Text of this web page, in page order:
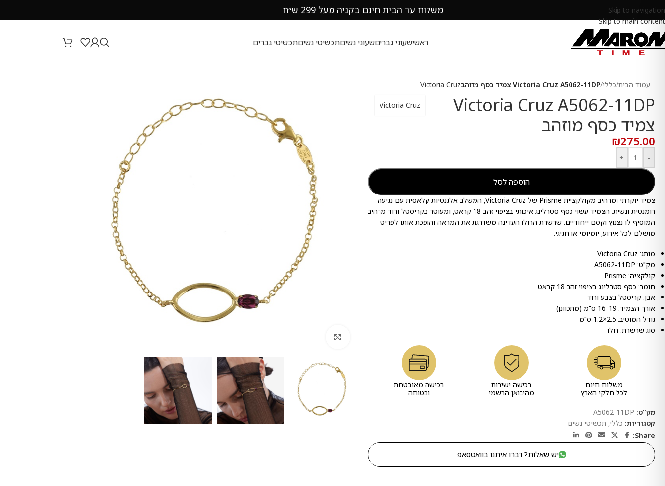
Skip to navigation
Skip to main content
משלוח עד הבית חינם בקניה מעל 299 ש״ח
ראשישעוני גבריםשעוני נשיםתכשיטי נשיםתכשיטי גברים
עמוד הבית/כללי/Victoria Cruz A5062-11DP צמיד כסף מוזהב Victoria Cruz
Victoria Cruz A5062-11DP
צמיד כסף מוזהב
Victoria Cruz
₪275.00
-
+
הוספה לסל
צמיד יוקרתי ומרהיב מקולקציית Prisme של Victoria Cruz, המשלב אלגנטיות קלאסית עם נגיעה
רומנטית ונשית. הצמיד עשוי כסף סטרלינג איכותי בציפוי זהב 18 קראט, ומעוטר בקריסטל ורוד מרהיב
המוסיף לו נצנוץ וקסם ייחודיים. שרשרת הרולו העדינה משדרגת את המראה והופכת אותו לפריט
מושלם לכל אירוע, יומיומי או חגיגי.
מותג: Victoria Cruz
מק"ט: A5062-11DP
קולקציה: Prisme
חומר: כסף סטרלינג בציפוי זהב 18 קראט
אבן: קריסטל בצבע ורוד
אורך הצמיד: 16-19 ס"מ (מתכוונן)
גודל המוטיב: 2.5×1.2 ס"מ
סוג שרשרת: רולו
משלוח חינם
לכל חלקי הארץ
רכישה ישירות
מהיבואן הרשמי
רכישה מאובטחת
ובטוחה
מק"ט: A5062-11DP
קטגוריות: כללי, תכשיטי נשים
Share:
יש שאלות? דברו איתנו בוואטסאפ